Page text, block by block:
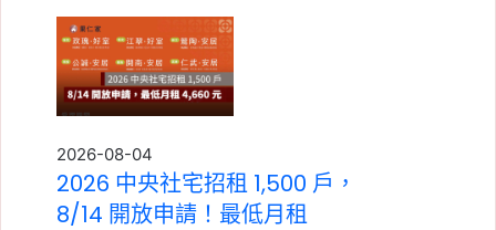
2026-08-04
2026 中央社宅招租 1,500 戶，
8/14 開放申請！最低月租